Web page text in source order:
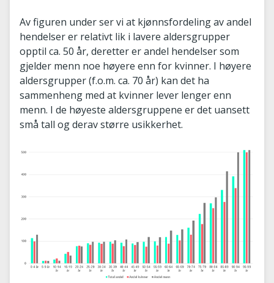
Av figuren under ser vi at kjønnsfordeling av andel
hendelser er relativt lik i lavere aldersgrupper
opptil ca. 50 år, deretter er andel hendelser som
gjelder menn noe høyere enn for kvinner. I høyere
aldersgrupper (f.o.m. ca. 70 år) kan det ha
sammenheng med at kvinner lever lenger enn
menn. I de høyeste aldersgruppene er det uansett
små tall og derav større usikkerhet.